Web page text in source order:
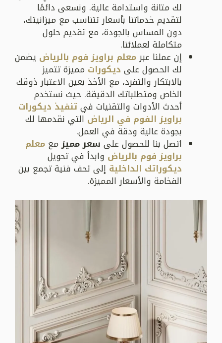
لك متانة واستدامة عالية. ونسعى دائمًا
لتقديم خدماتنا بأسعار تتناسب مع ميزانيتك،
دون المساس بالجودة، مع تقديم حلول
متكاملة لعملائنا.
إن عملنا عبرمعلم براويز فوم بالرياض يضمن
لك الحصول على ديكورات مميزة تتميز
بالابتكار والتفرد، مع الأخذ بعين الاعتبار ذوقك
الخاص ومتطلباتك الدقيقة. حيث نستخدم
أحدث الأدوات والتقنيات فيتنفيذ ديكورات
براويز الفوم في الرياض التي نقدمها لك
بجودة عالية ودقة في العمل.
اتصل بنا للحصول على سعر مميزمع معلم
براويز فوم بالرياض وابدأ في تحويل
ديكوراتك الداخلية إلى تحف فنية تجمع بين
الفخامة والأسعار المميزة.